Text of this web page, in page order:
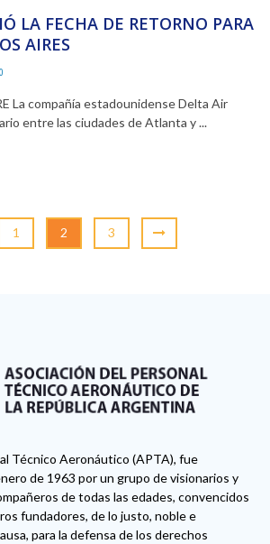
LA FECHA DE RETORNO PARA
AIRES
0
La compañía estadounidense Delta Air
entre las ciudades de Atlanta y ...
1 2 3
Técnico Aeronáutico (APTA), fue
de 1963 por un grupo de visionarios y
de todas las edades, convencidos
fundadores, de lo justo, noble e
para la defensa de los derechos